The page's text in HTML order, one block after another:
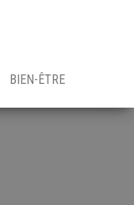
BIEN-ÊTRE